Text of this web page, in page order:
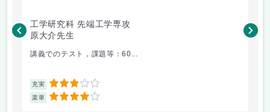
工学研究科 先端工学専攻
原大介先生
講義でのテスト，課題等：60...
充実 3
楽単 4
藤